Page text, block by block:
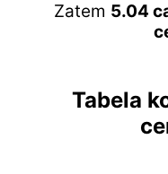
Zatem 5.04
Tabela